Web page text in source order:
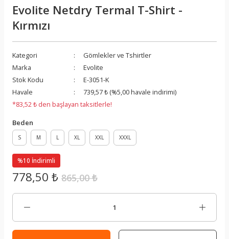
Evolite Netdry Termal T-Shirt -
Kırmızı
Kategori
Gömlekler ve Tshirtler
Marka
Evolite
Stok Kodu
E-3051-K
Havale
739,57 ₺ (%5,00 havale indirimi)
*83,52 ₺ den başlayan taksitlerle!
Beden
S M L XL XXL XXXL
%10 İndirimli
778,50 ₺ 865,00 ₺